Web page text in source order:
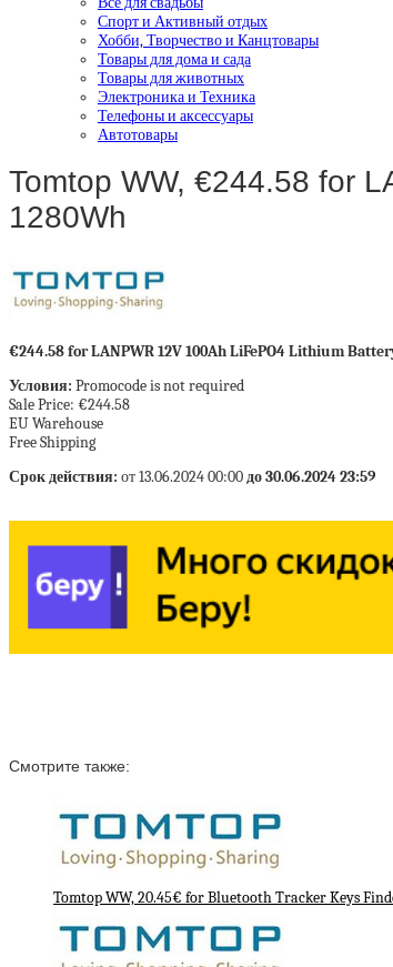
Спорт и Активный отдых
Хобби, Творчество и Канцтовары
Товары для дома и сада
Товары для животных
Электроника и Техника
Телефоны и аксессуары
Автотовары
Tomtop WW, €244.58 for
1280Wh
€244.58 for LANPWR 12V 100Ah LiFePO4 Lithium
Условия: Promocode is not required
Sale Price: €244.58
EU Warehouse
Free Shipping
Срок действия: от 13.06.2024 00:00до 30.06.2024 23:59
Смотрите также:
Tomtop WW, 20.45€ for Bluetooth Tracker Keys